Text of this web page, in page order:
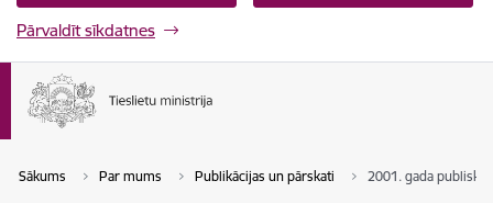
Pārvaldīt sīkdatnes
Sākums Par mums Publikācijas un pārskati 2001. gada